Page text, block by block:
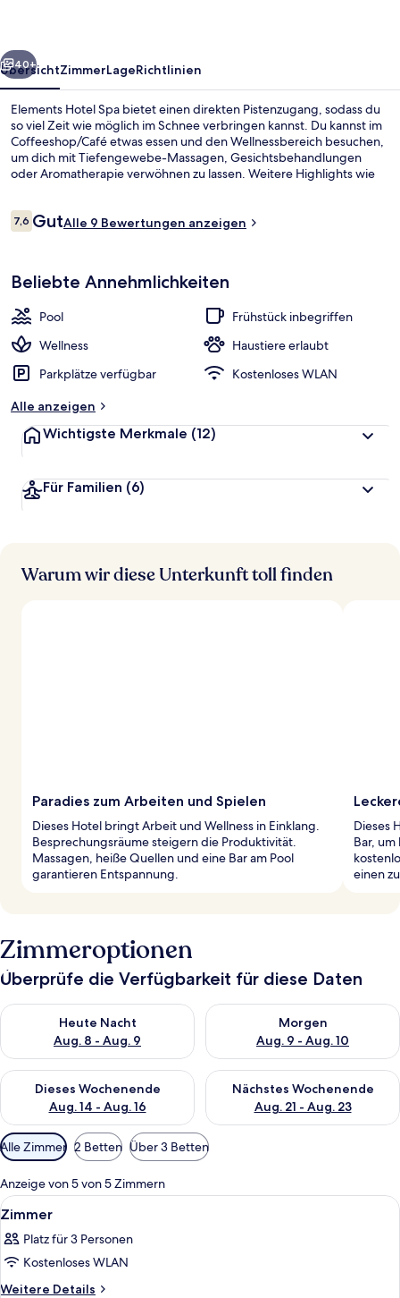
Weiter
40+
ÜbersichtZimmerLageRichtlinien
Elements Hotel Spa bietet einen direkten Pistenzugang, sodass du
so viel Zeit wie möglich im Schnee verbringen kannst. Du kannst im
Coffeeshop/Café etwas essen und den Wellnessbereich besuchen,
um dich mit Tiefengewebe-Massagen, Gesichtsbehandlungen
oder Aromatherapie verwöhnen zu lassen. Weitere Highlights wie
profitierst du ebenfalls.
Bewertungen
7,67,6 von 10.
GutAlle 9 Bewertungen anzeigen
Beliebte Annehmlichkeiten
Pool
Frühstück inbegriffen
Wellness
Haustiere erlaubt
Parkplätze verfügbar
Kostenloses WLAN
Alle anzeigen
Wichtigste Merkmale (12)
Für Familien (6)
Warum wir diese Unterkunft toll finden
Paradies zum Arbeiten und Spielen
Dieses Hotel bringt Arbeit und Wellness in Einklang.
Besprechungsräume steigern die Produktivität.
Massagen, heiße Quellen und eine Bar am Pool
garantieren Entspannung.
Dieses
Bar,
einen
Zimmeroptionen
Überprüfe die Verfügbarkeit für diese Daten
Heute Nacht
Aug. 8 - Aug. 9
Überprüfe die Verfügbarkeit für heute Nacht, Aug. 8 - Aug. 9.
Morgen
Aug. 9 - Aug. 10
Überprüfe die Verfügbarkeit
Dieses Wochenende
Aug. 14 - Aug. 16
Überprüfe die Verfügbarkeit für dieses Wochenende, Aug. 14
Nächstes Wochenende
Aug. 21 - Aug. 23
Überprüfe die Verfügbarkeit
Verfügbare
Filter
für
Zimmer
Alle Zimmer 2 Betten Über 3 Betten
Anzeige von 5 von 5 Zimmern
Alle
Fotos
für
Zimmer
anzeigen
Ein Hotelzimmer mit einem Bett,
6
Zimmer
Platz für 3 Personen
Kostenloses WLAN
Weitere Details
Weitere